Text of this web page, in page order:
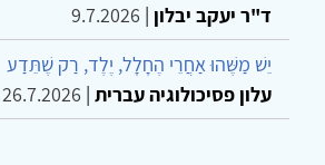
ד"ר יעקב יבלון |
9.7.2026
יֵשׁ מַשֶּׁהוּ אַחֲרֵי הֶחָלָל, יֶלֶד, רַק שֶׁתֵּדַע
עלון פסיכולוגיה עברית |
26.7.2026